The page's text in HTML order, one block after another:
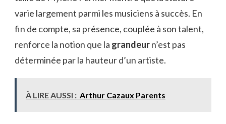
varie largement parmi les musiciens à succès. En
fin de compte, sa présence, couplée à son talent,
renforce la notion que la grandeurn’est pas
déterminée par la hauteur d’un artiste.
À LIRE AUSSI : Arthur Cazaux Parents